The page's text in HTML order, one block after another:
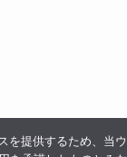
を提供するため、当